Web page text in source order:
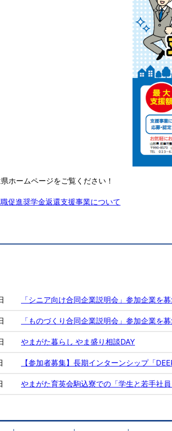
ホームページをご覧ください！
促進奨学金返還支援事業について
「シニア向け合同企業説明会」参加企業を募
「ものづくり合同企業説明会」参加企業を募
やまがた暮らし やま盛り相談DAY
【参加者募集】長期インターンシップ「
やまがた育英会駒込寮での「学生と若手社員